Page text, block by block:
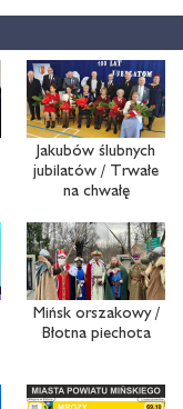
Jakubów ślubnych
jubilatów / Trwałe
na chwałę
Mińsk orszakowy /
Błotna piechota